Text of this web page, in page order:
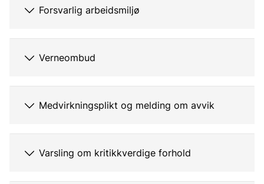
Forsvarlig arbeidsmiljø
Verneombud
Medvirkningsplikt og melding om avvik
Varsling om kritikkverdige forhold